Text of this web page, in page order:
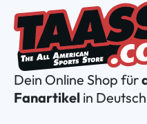
Dein Online Shop für
Fanartikel in